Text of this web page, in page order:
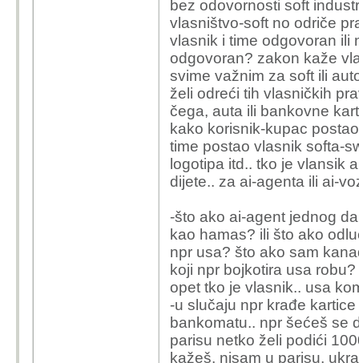
bez odovornosti soft
vlasništvo-soft no odriče
vlasnik i time odgovoran ili
odgovoran? zakon kaže
svime važnim za soft ili
želi odreći tih vlasničkih
čega, auta ili bankovne
kako korisnik-kupac
time postao vlasnik softa-
logotipa itd.. tko je vlansik
dijete.. za ai-agenta ili ai-
-što ako ai-agent jednog
kao hamas? ili što ako
npr usa? što ako sam
koji npr bojkotira usa
opet tko je vlasnik.. usa
-u slučaju npr krađe
bankomatu.. npr šećeš se
parisu netko želi podići
kažeš, nisam u parisu,